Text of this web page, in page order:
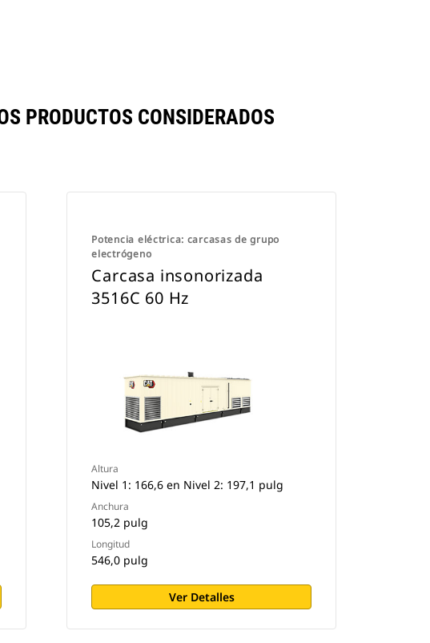
PRODUCTOS CONSIDERADOS
Potencia eléctrica: carcasas de grupo
electrógeno
Carcasa insonorizada
3516C 60 Hz
Altura
Nivel 1: 166,6 en Nivel 2: 197,1 pulg
Anchura
105,2 pulg
Longitud
546,0 pulg
Ver Detalles